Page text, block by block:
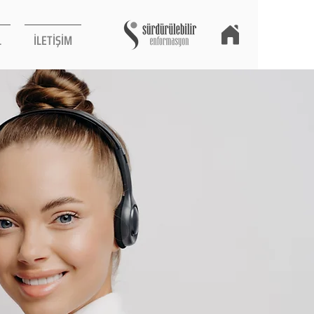
İLETİŞİM